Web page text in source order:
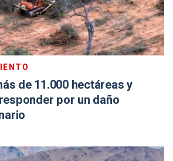
de 11.000 hectáreas y
por un daño